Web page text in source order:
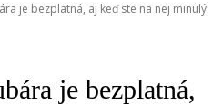
je bezplatná, aj keď ste na nej minulý
je bezplatná,